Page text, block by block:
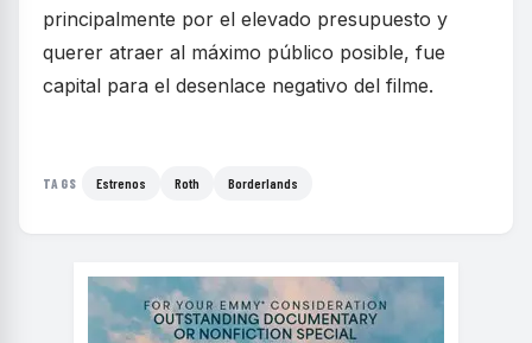
principalmente por el elevado presupuesto y
querer atraer al máximo público posible, fue
capital para el desenlace negativo del filme.
TAGS Estrenos Roth Borderlands